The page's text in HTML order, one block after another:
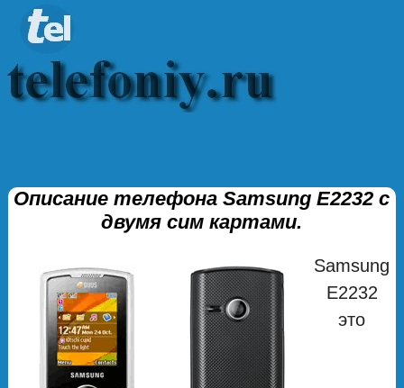
Описание телефона Samsung E2232 с
двумя сим картами.
Samsung
E2232
это